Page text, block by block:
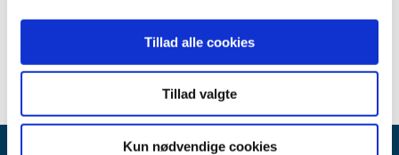
Tillad alle cookies
Tillad valgte
Kun nødvendige cookies
2022 (24)